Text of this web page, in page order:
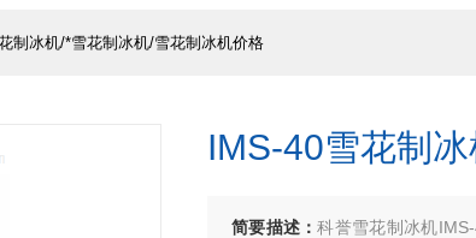
制冰机/*雪花制冰机/雪花制冰机价格
IMS-40雪花制
简要描述：科誉雪花制冰机